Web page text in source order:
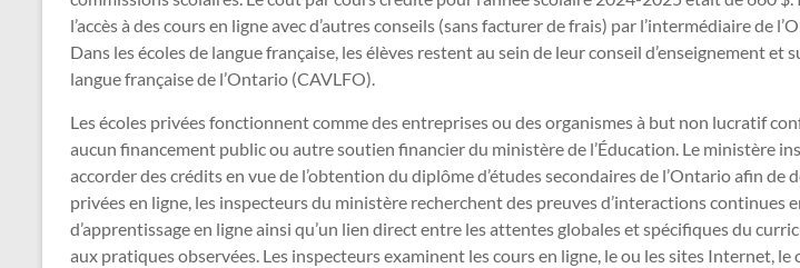
l’accès à des cours en ligne avec d’autres conseils (sans facturer de frais) par l’intermédiaire
Dans les écoles de langue française, les élèves restent au sein de leur conseil d’enseignement
langue française de l’Ontario (CAVLFO).
Les écoles privées fonctionnent comme des entreprises ou des organismes à but non lucratif
aucun financement public ou autre soutien financier du ministère de l’Éducation. Le ministère
accorder des crédits en vue de l’obtention du diplôme d’études secondaires de l’Ontario afin
privées en ligne, les inspecteurs du ministère recherchent des preuves d’interactions continues
d’apprentissage en ligne ainsi qu’un lien direct entre les attentes globales et spécifiques du
aux pratiques observées. Les inspecteurs examinent les cours en ligne, le ou les sites Internet,